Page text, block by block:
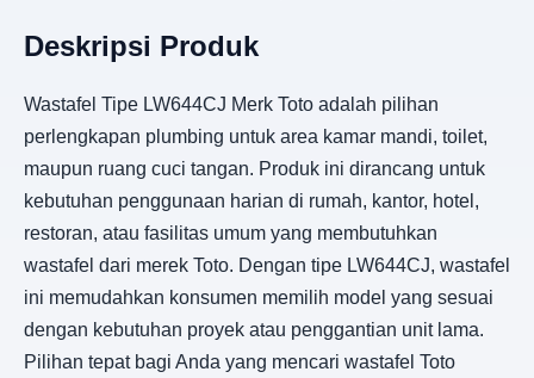
Deskripsi Produk
Wastafel Tipe LW644CJ Merk Toto adalah pilihan
perlengkapan plumbing untuk area kamar mandi, toilet,
maupun ruang cuci tangan. Produk ini dirancang untuk
kebutuhan penggunaan harian di rumah, kantor, hotel,
restoran, atau fasilitas umum yang membutuhkan
wastafel dari merek Toto. Dengan tipe LW644CJ, wastafel
ini memudahkan konsumen memilih model yang sesuai
dengan kebutuhan proyek atau penggantian unit lama.
Pilihan tepat bagi Anda yang mencari wastafel Toto